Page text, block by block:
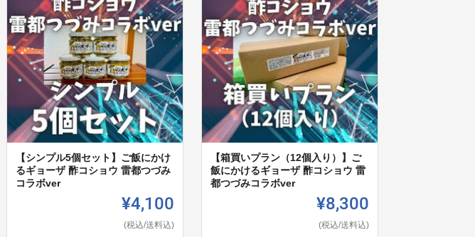
【シンプル5個セット】ご飯にかけ
るギョーザ 酢コショウ 雷都つづみ
コラボver
¥4,100
(税込/送料込)
【箱買いプラン（12個入り）】ご
飯にかけるギョーザ 酢コショウ 雷
都つづみコラボver
¥8,300
(税込/送料込)